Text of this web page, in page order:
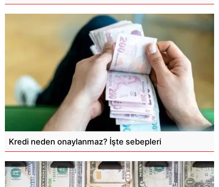
Kredi neden onaylanmaz? İşte sebepleri